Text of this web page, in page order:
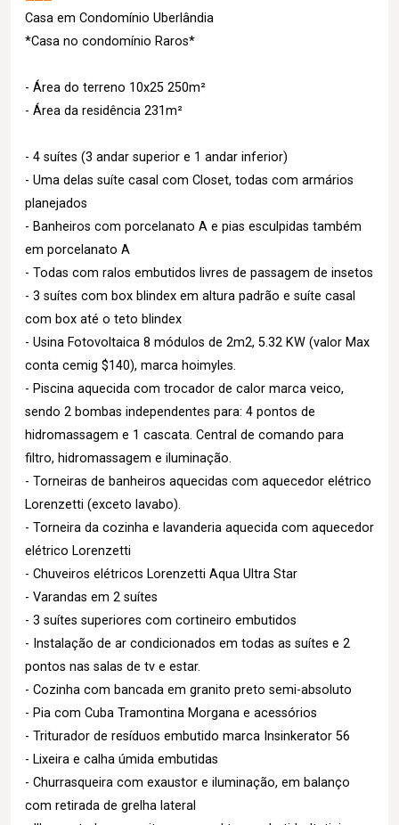
Casa em Condomínio Uberlândia
*Casa no condomínio Raros*
- Área do terreno 10x25 250m²
- Área da residência 231m²
- 4 suítes (3 andar superior e 1 andar inferior)
- Uma delas suíte casal com Closet, todas com armários
planejados
- Banheiros com porcelanato A e pias esculpidas também
em porcelanato A
- Todas com ralos embutidos livres de passagem de insetos
- 3 suítes com box blindex em altura padrão e suíte casal
com box até o teto blindex
- Usina Fotovoltaica 8 módulos de 2m2, 5.32 KW (valor Max
conta cemig $140), marca hoimyles.
- Piscina aquecida com trocador de calor marca veico,
sendo 2 bombas independentes para: 4 pontos de
hidromassagem e 1 cascata. Central de comando para
filtro, hidromassagem e iluminação.
- Torneiras de banheiros aquecidas com aquecedor elétrico
Lorenzetti (exceto lavabo).
- Torneira da cozinha e lavanderia aquecida com aquecedor
elétrico Lorenzetti
- Chuveiros elétricos Lorenzetti Aqua Ultra Star
- Varandas em 2 suítes
- 3 suítes superiores com cortineiro embutidos
- Instalação de ar condicionados em todas as suítes e 2
pontos nas salas de tv e estar.
- Cozinha com bancada em granito preto semi-absoluto
- Pia com Cuba Tramontina Morgana e acessórios
- Triturador de resíduos embutido marca Insinkerator 56
- Lixeira e calha úmida embutidas
- Churrasqueira com exaustor e iluminação, em balanço
com retirada de grelha lateral